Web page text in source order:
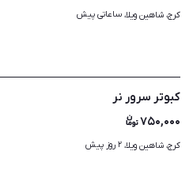
کرج، شاهین ویلا، ساعاتی پیش
کبوتر سرور نر
۷۵۰,۰۰۰
کرج، شاهین ویلا، ۲ روز پیش